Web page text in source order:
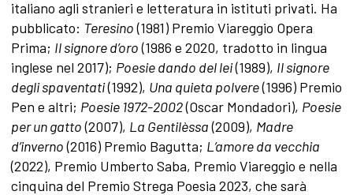
italiano agli stranieri e letteratura in istituti privati. Ha
pubblicato: Teresino(1981) Premio Viareggio Opera
Prima; Il signore d’oro(1986 e 2020, tradotto in lingua
inglese nel 2017); Poesie dando del lei(1989), Il signore
degli spaventati(1992), Una quieta polvere(1996) Premio
Pen e altri; Poesie 1972-2002(Oscar Mondadori), Poesie
per un gatto(2007), La Gentilèssa(2009), Madre
d’inverno(2016) Premio Bagutta; L’amore da vecchia
(2022), Premio Umberto Saba, Premio Viareggio e nella
cinquina del Premio Strega Poesia 2023, che sarà